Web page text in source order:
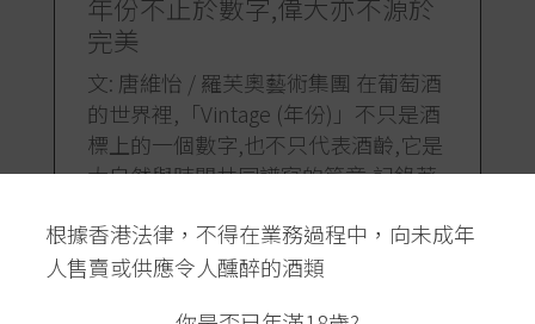
根據香港法律，不得在業務過程中，向未成年
人售賣或供應令人醺醉的酒類
年份不止於數字,偉大亦不源於
完美
文: 唐維怡 / 羅芙奧藝術集團 在葡萄酒
的世界裡,「Vintage (年份)」不只是酒
標上的一個數字,也不只代表酒齡,它是
大自然與時間共同譜寫的篇章,記錄著
縷風、每一道陽光,承載著風土的呼
吸。 儘管總與浪漫[...]